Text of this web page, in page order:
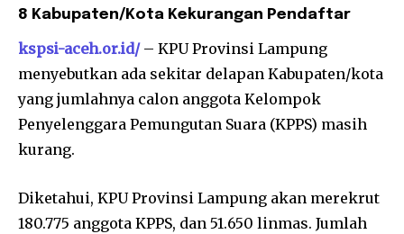
8 Kabupaten/Kota Kekurangan Pendaftar
kspsi-aceh.or.id/– KPU Provinsi Lampung
menyebutkan ada sekitar delapan Kabupaten/kota
yang jumlahnya calon anggota Kelompok
Penyelenggara Pemungutan Suara (KPPS) masih
kurang.
Diketahui, KPU Provinsi Lampung akan merekrut
180.775 anggota KPPS, dan 51.650 linmas. Jumlah